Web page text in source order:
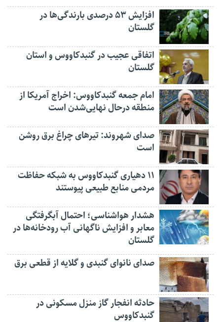
افزایش ۵۳ درصدی بارندگی‌ها در
گلستان
اتفاقی عجیب در‌ گنبدکاووس و استان
گلستان
امام جمعه گنبدکاووس: اخراج آمریکا از
منطقه درحال نهایی‌شدن است
صدای شهروند: تیرهای چراغ برق روشن
است
۱۱ دهیاری گنبدکاووس به شبکه حفاظت
مردمی منابع طبیعی پیوستند
هشدار هواشناسی؛ احتمال آبگرفتگی
معابر و افزایش ناگهانی آب رودخانه‌ها در
گلستان
صدای نانوای گنبدی و گلایه از قطعی برق
حادثه انفجار گاز منزل مسکونی در
گنبدکاووس